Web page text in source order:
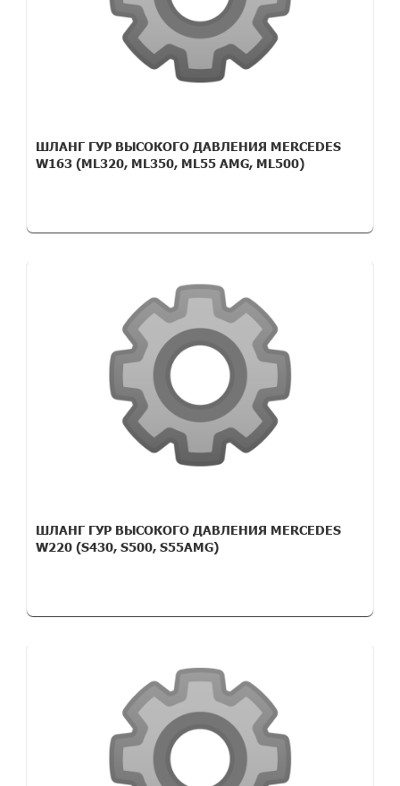
ШЛАНГ ГУР ВЫСОКОГО ДАВЛЕНИЯ MERCEDES
W163 (ML320, ML350, ML55 AMG, ML500)
ШЛАНГ ГУР ВЫСОКОГО ДАВЛЕНИЯ MERCEDES
W220 (S430, S500, S55AMG)